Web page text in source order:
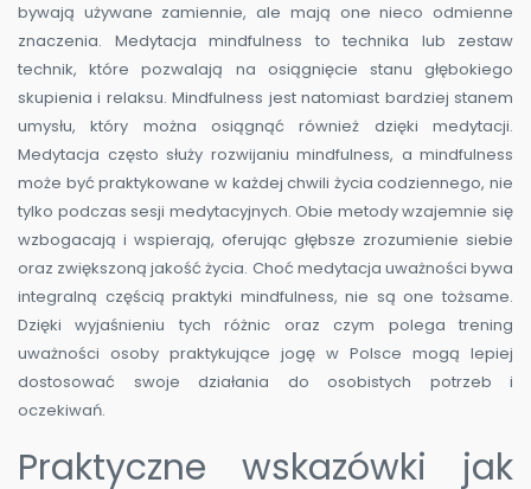
bywają używane zamiennie, ale mają one nieco odmienne
znaczenia. Medytacja mindfulness to technika lub zestaw
technik, które pozwalają na osiągnięcie stanu głębokiego
skupienia i relaksu. Mindfulness jest natomiast bardziej stanem
umysłu, który można osiągnąć również dzięki medytacji.
Medytacja często służy rozwijaniu mindfulness, a mindfulness
może być praktykowane w każdej chwili życia codziennego, nie
tylko podczas sesji medytacyjnych. Obie metody wzajemnie się
wzbogacają i wspierają, oferując głębsze zrozumienie siebie
oraz zwiększoną jakość życia. Choć medytacja uważności bywa
integralną częścią praktyki mindfulness, nie są one tożsame.
Dzięki wyjaśnieniu tych różnic oraz czym polega trening
uważności osoby praktykujące jogę w Polsce mogą lepiej
dostosować swoje działania do osobistych potrzeb i
oczekiwań.
Praktyczne wskazówki jak